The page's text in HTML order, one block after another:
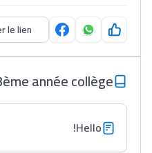
le lien
année collège
Hello!